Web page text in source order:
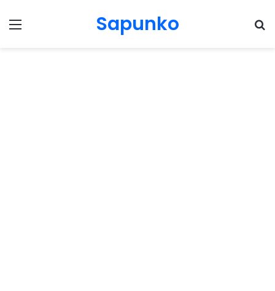
Menu Sapunko